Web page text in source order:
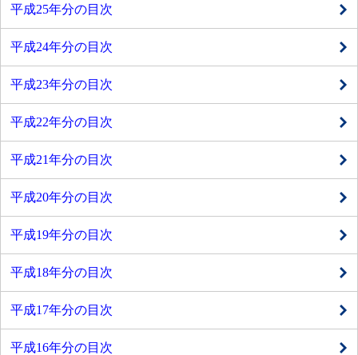
平成25年分の目次
平成24年分の目次
平成23年分の目次
平成22年分の目次
平成21年分の目次
平成20年分の目次
平成19年分の目次
平成18年分の目次
平成17年分の目次
平成16年分の目次